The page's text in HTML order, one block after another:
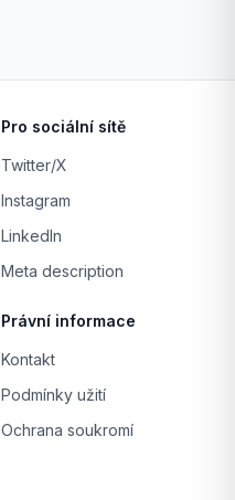
Pro sociální sítě
Twitter/X
Instagram
LinkedIn
Meta description
Právní informace
Kontakt
Podmínky užití
Ochrana soukromí